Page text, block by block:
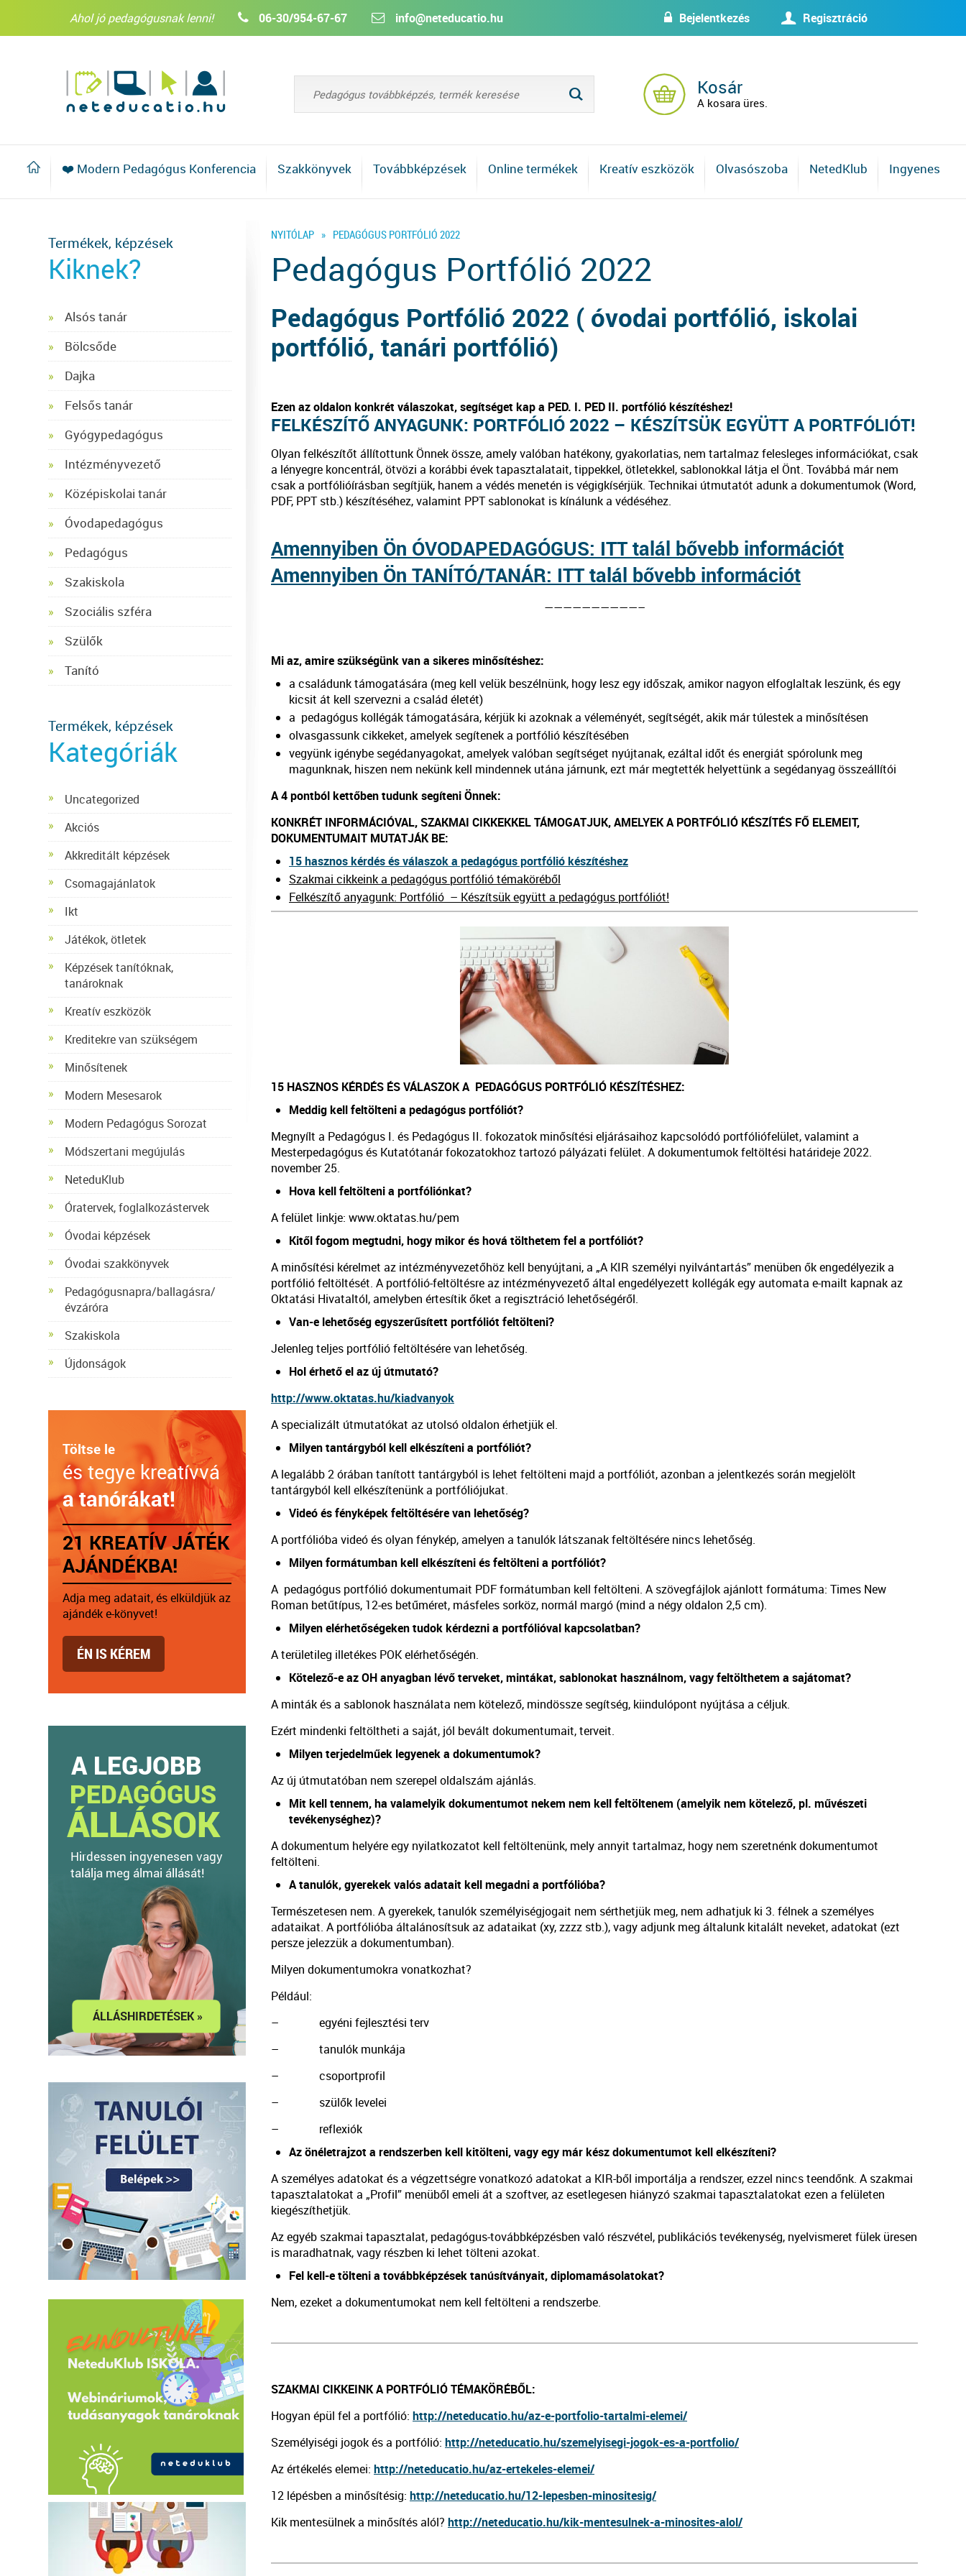
w Bejelentkezés U Regisztráció
Ahol jó pedagógusnak lenni! 06-30/954-67-67 info@neteducatio.hu
L Kosár
A kosara üres.
❤️ Modern Pedagógus Konferencia Szakkönyvek Továbbképzések Online termékek Kreatív eszközök Olvasószoba NetedKlub Ingyenes
NYITÓLAP » PEDAGÓGUS PORTFÓLIÓ 2022
Pedagógus Portfólió 2022
Pedagógus Portfólió 2022 ( óvodai portfólió, iskolai
portfólió, tanári portfólió)
Ezen az oldalon konkrét válaszokat, segítséget kap a PED. I. PED II. portfólió készítéshez!
FELKÉSZÍTŐ ANYAGUNK: PORTFÓLIÓ 2022 – KÉSZÍTSÜK EGYÜTT A PORTFÓLIÓT!
Olyan felkészítőt állítottunk Önnek össze, amely valóban hatékony, gyakorlatias, nem tartalmaz felesleges információkat, csak
a lényegre koncentrál, ötvözi a korábbi évek tapasztalatait, tippekkel, ötletekkel, sablonokkal látja el Önt. Továbbá már nem
csak a portfólióírásban segítjük, hanem a védés menetén is végigkísérjük. Technikai útmutatót adunk a dokumentumok (Word,
PDF, PPT stb.) készítéséhez, valamint PPT sablonokat is kínálunk a védéséhez.
Amennyiben Ön ÓVODAPEDAGÓGUS: ITT talál bővebb információt
Amennyiben Ön TANÍTÓ/TANÁR: ITT talál bővebb információt
——————————–
Mi az, amire szükségünk van a sikeres minősítéshez:
a családunk támogatására (meg kell velük beszélnünk, hogy lesz egy időszak, amikor nagyon elfoglaltak leszünk, és egy
kicsit át kell szervezni a család életét)
a pedagógus kollégák támogatására, kérjük ki azoknak a véleményét, segítségét, akik már túlestek a minősítésen
olvasgassunk cikkeket, amelyek segítenek a portfólió készítésében
vegyünk igénybe segédanyagokat, amelyek valóban segítséget nyújtanak, ezáltal időt és energiát spórolunk meg
magunknak, hiszen nem nekünk kell mindennek utána járnunk, ezt már megtették helyettünk a segédanyag összeállítói
A 4 pontból kettőben tudunk segíteni Önnek:
KONKRÉT INFORMÁCIÓVAL, SZAKMAI CIKKEKKEL TÁMOGATJUK, AMELYEK A PORTFÓLIÓ KÉSZÍTÉS FŐ ELEMEIT,
DOKUMENTUMAIT MUTATJÁK BE:
15 hasznos kérdés és válaszok a pedagógus portfólió készítéshez
Szakmai cikkeink a pedagógus portfólió témaköréből
Felkészítő anyagunk: Portfólió – Készítsük együtt a pedagógus portfóliót!
15 HASZNOS KÉRDÉS ÉS VÁLASZOK A PEDAGÓGUS PORTFÓLIÓ KÉSZÍTÉSHEZ:
Meddig kell feltölteni a pedagógus portfóliót?
Megnyílt a Pedagógus I. és Pedagógus II. fokozatok minősítési eljárásaihoz kapcsolódó portfóliófelület, valamint a
Mesterpedagógus és Kutatótanár fokozatokhoz tartozó pályázati felület. A dokumentumok feltöltési határideje 2022.
november 25.
Hova kell feltölteni a portfóliónkat?
A felület linkje: www.oktatas.hu/pem
Kitől fogom megtudni, hogy mikor és hová tölthetem fel a portfóliót?
A minősítési kérelmet az intézményvezetőhöz kell benyújtani, a „A KIR személyi nyilvántartás” menüben ők engedélyezik a
portfólió feltöltését. A portfólió-feltöltésre az intézményvezető által engedélyezett kollégák egy automata e-mailt kapnak az
Oktatási Hivataltól, amelyben értesítik őket a regisztráció lehetőségéről.
Van-e lehetőség egyszerűsített portfóliót feltölteni?
Jelenleg teljes portfólió feltöltésére van lehetőség.
Hol érhető el az új útmutató?
http://www.oktatas.hu/kiadvanyok
A specializált útmutatókat az utolsó oldalon érhetjük el.
Milyen tantárgyból kell elkészíteni a portfóliót?
A legalább 2 órában tanított tantárgyból is lehet feltölteni majd a portfóliót, azonban a jelentkezés során megjelölt
tantárgyból kell elkészítenünk a portfóliójukat.
Videó és fényképek feltöltésére van lehetőség?
A portfólióba videó és olyan fénykép, amelyen a tanulók látszanak feltöltésére nincs lehetőség.
Milyen formátumban kell elkészíteni és feltölteni a portfóliót?
A pedagógus portfólió dokumentumait PDF formátumban kell feltölteni. A szövegfájlok ajánlott formátuma: Times New
Roman betűtípus, 12-es betűméret, másfeles sorköz, normál margó (mind a négy oldalon 2,5 cm).
Milyen elérhetőségeken tudok kérdezni a portfólióval kapcsolatban?
A területileg illetékes POK elérhetőségén.
Kötelező-e az OH anyagban lévő terveket, mintákat, sablonokat használnom, vagy feltölthetem a sajátomat?
A minták és a sablonok használata nem kötelező, mindössze segítség, kiindulópont nyújtása a céljuk.
Ezért mindenki feltöltheti a saját, jól bevált dokumentumait, terveit.
Milyen terjedelműek legyenek a dokumentumok?
Az új útmutatóban nem szerepel oldalszám ajánlás.
Mit kell tennem, ha valamelyik dokumentumot nekem nem kell feltöltenem (amelyik nem kötelező, pl. művészeti
tevékenységhez)?
A dokumentum helyére egy nyilatkozatot kell feltöltenünk, mely annyit tartalmaz, hogy nem szeretnénk dokumentumot
feltölteni.
A tanulók, gyerekek valós adatait kell megadni a portfólióba?
Természetesen nem. A gyerekek, tanulók személyiségjogait nem sérthetjük meg, nem adhatjuk ki 3. félnek a személyes
adataikat. A portfólióba általánosítsuk az adataikat (xy, zzzz stb.), vagy adjunk meg általunk kitalált neveket, adatokat (ezt
persze jelezzük a dokumentumban).
Milyen dokumentumokra vonatkozhat?
Például:
– egyéni fejlesztési terv
– tanulók munkája
– csoportprofil
– szülők levelei
– reflexiók
Az önéletrajzot a rendszerben kell kitölteni, vagy egy már kész dokumentumot kell elkészíteni?
A személyes adatokat és a végzettségre vonatkozó adatokat a KIR-ből importálja a rendszer, ezzel nincs teendőnk. A szakmai
tapasztalatokat a „Profil” menüből emeli át a szoftver, az esetlegesen hiányzó szakmai tapasztalatokat ezen a felületen
kiegészíthetjük.
Az egyéb szakmai tapasztalat, pedagógus-továbbképzésben való részvétel, publikációs tevékenység, nyelvismeret fülek üresen
is maradhatnak, vagy részben ki lehet tölteni azokat.
Fel kell-e tölteni a továbbképzések tanúsítványait, diplomamásolatokat?
Nem, ezeket a dokumentumokat nem kell feltölteni a rendszerbe.
SZAKMAI CIKKEINK A PORTFÓLIÓ TÉMAKÖRÉBŐL:
Hogyan épül fel a portfólió: http://neteducatio.hu/az-e-portfolio-tartalmi-elemei/
Személyiségi jogok és a portfólió: http://neteducatio.hu/szemelyisegi-jogok-es-a-portfolio/
Az értékelés elemei: http://neteducatio.hu/az-ertekeles-elemei/
12 lépésben a minősítésig: http://neteducatio.hu/12-lepesben-minositesig/
Kik mentesülnek a minősítés alól? http://neteducatio.hu/kik-mentesulnek-a-minosites-alol/
Termékek, képzések
Kiknek?
Alsós tanár
Bölcsőde
Dajka
Felsős tanár
Gyógypedagógus
Intézményvezető
Középiskolai tanár
Óvodapedagógus
Pedagógus
Szakiskola
Szociális szféra
Szülők
Tanító
Termékek, képzések
Kategóriák
Uncategorized
Akciós
Akkreditált képzések
Csomagajánlatok
Ikt
Játékok, ötletek
Képzések tanítóknak,
tanároknak
Kreatív eszközök
Kreditekre van szükségem
Minősítenek
Modern Mesesarok
Modern Pedagógus Sorozat
Módszertani megújulás
NeteduKlub
Óratervek, foglalkozástervek
Óvodai képzések
Óvodai szakkönyvek
Pedagógusnapra/ballagásra/
évzáróra
Szakiskola
Újdonságok
Töltse le
és tegye kreatívvá
a tanórákat!
21 KREATÍV JÁTÉK
AJÁNDÉKBA!
Adja meg adatait, és elküldjük az
ajándék e-könyvet!
ÉN IS KÉREM